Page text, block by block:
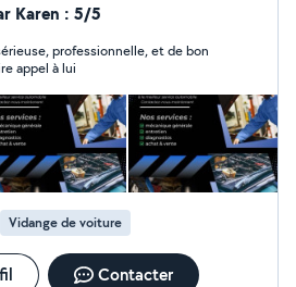
pot d'échappement ,
à la valise , courroie
fait
également . N'hésitez pas à
Voici mon snap si
à me joindre sur cette application
Karen : 5/5
professionnelle, et de bon
appel à lui
Vidange de voiture
Contacter